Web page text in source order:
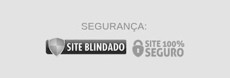
SEGURANÇA: